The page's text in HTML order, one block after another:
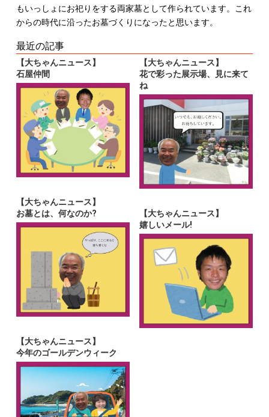
もいっしょにお祀りをする両家墓として作られています。
これ
からの時代に沿ったお墓づくりになったと思います。
最近の記事
【大ちゃんニュース】
石屋仲間
【大ちゃんニュース】
花で彩った展示場、見に来て
ね
【大ちゃんニュース】
お墓とは、何なのか?
【大ちゃんニュース】
嬉しいメール!
【大ちゃんニュース】
今年のゴールデンウィーク